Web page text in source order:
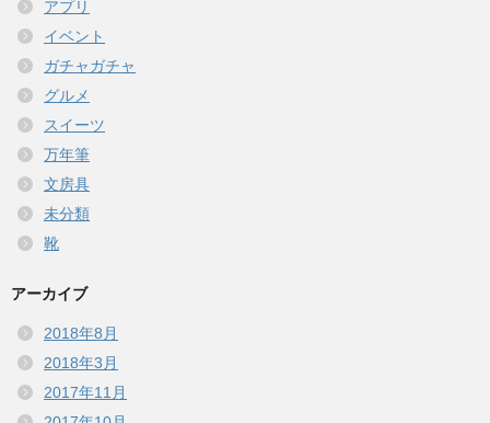
アプリ
イベント
ガチャガチャ
グルメ
スイーツ
万年筆
文房具
未分類
靴
アーカイブ
2018年8月
2018年3月
2017年11月